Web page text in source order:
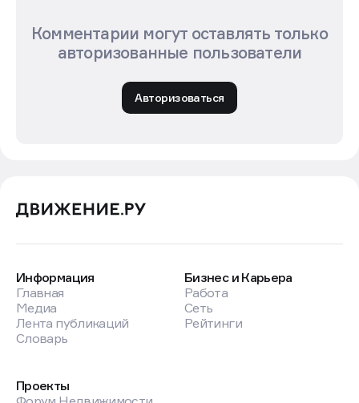
Комментарии могут оставлять только
авторизованные пользователи
Авторизоваться
Информация
Главная
Медиа
Лента публикаций
Словарь
Бизнес и Карьера
Работа
Сеть
Рейтинги
Проекты